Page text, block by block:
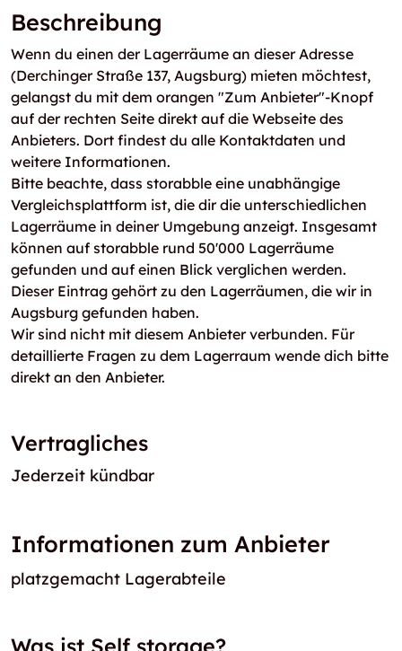
Beschreibung
Wenn du einen der Lagerräume an dieser Adresse
(Derchinger Straße 137, Augsburg) mieten möchtest,
gelangst du mit dem orangen "Zum Anbieter"-Knopf
auf der rechten Seite direkt auf die Webseite des
Anbieters. Dort findest du alle Kontaktdaten und
weitere Informationen.
Bitte beachte, dass storabble eine unabhängige
Vergleichsplattform ist, die dir die unterschiedlichen
Lagerräume in deiner Umgebung anzeigt. Insgesamt
können auf storabble rund 50'000 Lagerräume
gefunden und auf einen Blick verglichen werden.
Dieser Eintrag gehört zu den Lagerräumen, die wir in
Augsburg gefunden haben.
Wir sind nicht mit diesem Anbieter verbunden. Für
detaillierte Fragen zu dem Lagerraum wende dich bitte
direkt an den Anbieter.
Vertragliches
Jederzeit kündbar
Informationen zum Anbieter
platzgemacht Lagerabteile